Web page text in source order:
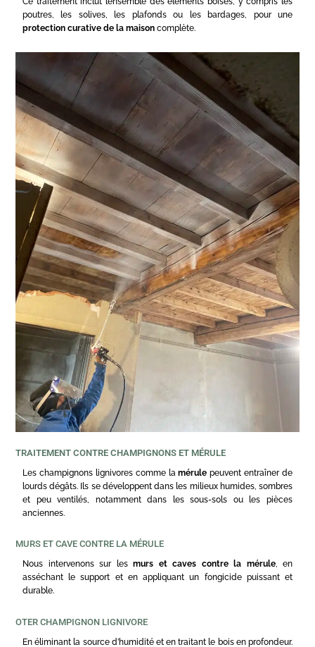
poutres, les solives, les plafonds ou les bardages, pour une
protection curative de la maison complète.
TRAITEMENT CONTRE CHAMPIGNONS ET MÉRULE
Les champignons lignivores comme lamérule peuvent entraîner de
lourds dégâts. Ils se développent dans les milieux humides, sombres
et peu ventilés, notamment dans les sous-sols ou les pièces
anciennes.
MURS ET CAVE CONTRE LA MÉRULE
Nous intervenons sur les murs et caves contre la mérule, en
asséchant le support et en appliquant un fongicide puissant et
durable.
OTER CHAMPIGNON LIGNIVORE
En éliminant la source d’humidité et en traitant le bois en profondeur.